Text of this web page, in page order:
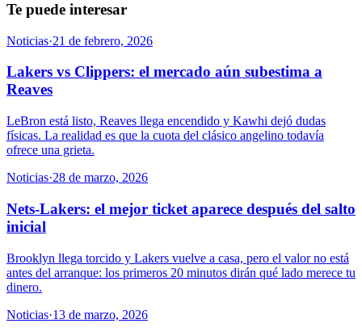
Te puede interesar
Noticias·21 de febrero, 2026
Lakers vs Clippers: el mercado aún subestima a
Reaves
LeBron está listo, Reaves llega encendido y Kawhi dejó dudas
físicas. La realidad es que la cuota del clásico angelino todavía
ofrece una grieta.
Noticias·28 de marzo, 2026
Nets-Lakers: el mejor ticket aparece después del salto
inicial
Brooklyn llega torcido y Lakers vuelve a casa, pero el valor no está
antes del arranque: los primeros 20 minutos dirán qué lado merece tu
dinero.
Noticias·13 de marzo, 2026